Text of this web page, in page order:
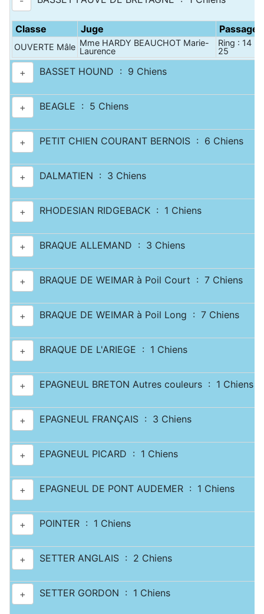
Classe Juge Passage
OUVERTE Mâle Mme HARDY BEAUCHOT Marie-
Laurence
Ring : 14 -
25
+ BASSET HOUND : 9 Chiens
+ BEAGLE : 5 Chiens
+ PETIT CHIEN COURANT BERNOIS : 6 Chiens
+ DALMATIEN : 3 Chiens
+ RHODESIAN RIDGEBACK : 1 Chiens
+ BRAQUE ALLEMAND : 3 Chiens
+ BRAQUE DE WEIMAR à Poil Court : 7 Chiens
+ BRAQUE DE WEIMAR à Poil Long : 7 Chiens
+ BRAQUE DE L'ARIEGE : 1 Chiens
+ EPAGNEUL BRETON Autres couleurs : 1 Chiens
+ EPAGNEUL FRANÇAIS : 3 Chiens
+ EPAGNEUL PICARD : 1 Chiens
+ EPAGNEUL DE PONT AUDEMER : 1 Chiens
+ POINTER : 1 Chiens
+ SETTER ANGLAIS : 2 Chiens
+ SETTER GORDON : 1 Chiens